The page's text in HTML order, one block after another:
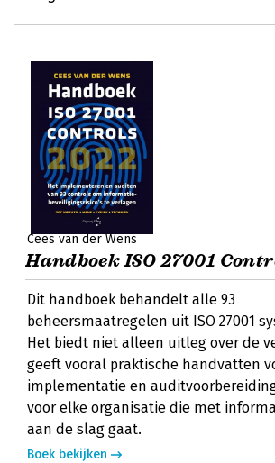
Cees van der Wens
Handboek ISO 27001
Dit handboek behandelt alle 93
beheersmaatregelen uit ISO 27001
Het biedt niet alleen uitleg over de
geeft vooral praktische handvatten
implementatie en
voor elke organisatie die met
aan de slag gaat.
Boek bekijken